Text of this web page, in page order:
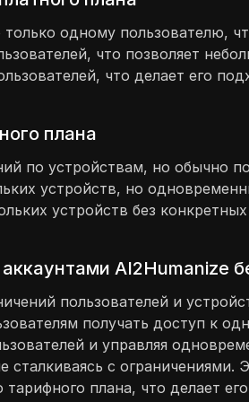
одному пользователю,
что позволяет
что делает его
плана
по устройствам, но обычно
устройств, но
устройств без
AI2Humanize
пользователей и
получать доступ к
и управляя
сталкиваясь с
тарифного плана, что делает